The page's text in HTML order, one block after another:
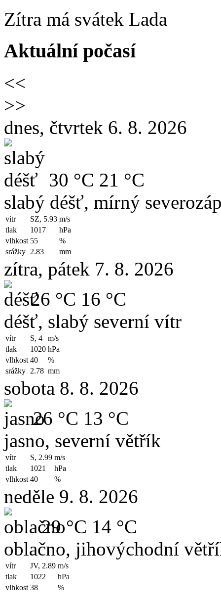
Zítra má svátek Lada
Aktuální počasí
<<
>>
dnes, čtvrtek 6. 8. 2026
30 °C 21 °C
slabý déšť, mírný
vítr SZ, 5.93 m/s
tlak
1017
hPa
vlhkost 55
%
srážky 2.83 mm
zítra, pátek 7. 8. 2026
26 °C 16 °C
déšť, slabý severní vítr
vítr S, 4
m/s
tlak
1020 hPa
vlhkost 40
%
srážky 2.78 mm
sobota 8. 8. 2026
26 °C 13 °C
jasno, severní větřík
vítr S, 2.99 m/s
tlak
1021
hPa
vlhkost 40 %
neděle 9. 8. 2026
29 °C 14 °C
oblačno, jihovýchodní
vítr JV, 2.89 m/s
tlak
1022
hPa
vlhkost 38 %